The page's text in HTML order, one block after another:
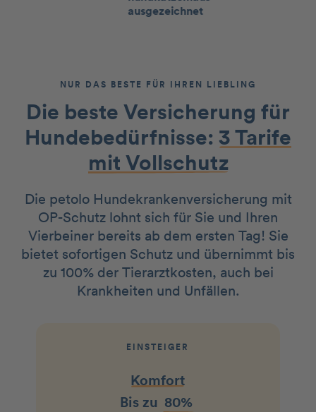
NUR DAS BESTE FÜR IHREN LIEBLING
Die beste Versicherung für
Hundebedürfnisse: 3 Tarife
mit Vollschutz
Die petolo Hundekrankenversicherung mit
OP-Schutz lohnt sich für Sie und Ihren
Vierbeiner bereits ab dem ersten Tag! Sie
bietet sofortigen Schutz und übernimmt bis
zu 100% der Tierarztkosten, auch bei
Krankheiten und Unfällen.
EINSTEIGER
Komfort
Bis zu 80%